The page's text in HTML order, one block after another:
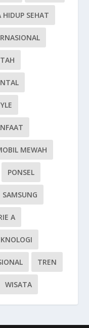
HIDUP SEHAT
MEWAH
PONSEL
SAMSUNG
A
TREN
WISATA